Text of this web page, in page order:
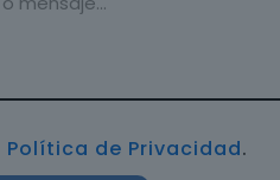
Política de Privacidad.